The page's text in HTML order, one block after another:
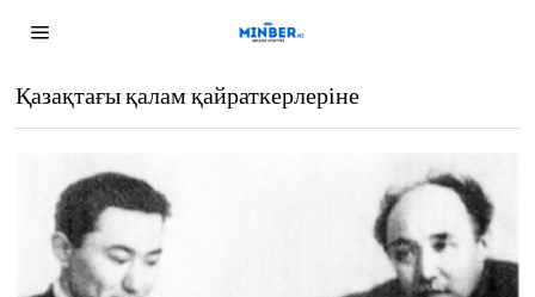
Қазақтағы қалам қайраткерлеріне